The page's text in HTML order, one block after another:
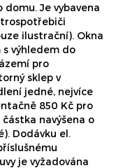
Je vybavena
ilustrační). Okna
výhledem do
pro
sklep v
jedné, nejvíce
850 Kč pro
navýšena o
Dodávku el.
je vyžadována